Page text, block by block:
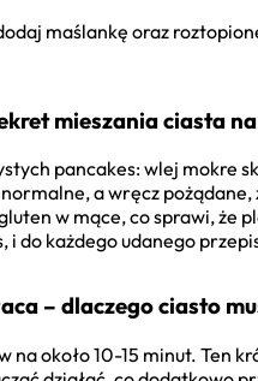
maślankę oraz
mieszania ciasta
pancakes: wlej mokre
a wręcz
w mące, co sprawi, że
do każdego udanego
– dlaczego ciasto
na około 10-15 minut. Ten